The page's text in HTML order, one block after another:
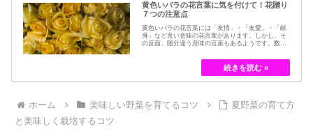
黄色いバラの花言葉に気を付けて！花贈り
７つの注意点
黄色いバラの花言葉には「友情」・「友愛」・「献
身」など良い意味の花言葉があります。しかし、そ
の反面、随分違う意味の言葉もあるようです。数多
ローズである「ハイブリット・ティー」の中には、
黄色のバラというのは、存在していませんでした。
しかし、フランスの園芸家ジョセフ・ペルネ＝デ…
ホーム 美味しい野菜を育てるコツ
夏野菜の育て方
と美味しく栽培するコツ